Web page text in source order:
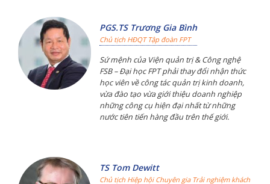
Sứ mệnh của Viện quản trị & Công nghệ
FSB – Đại học FPT phải thay đổi nhận thức
học viên về công tác quản trị kinh doanh,
vừa đào tạo vừa giới thiệu doanh nghiệp
những công cụ hiện đại nhất từ những
nước tiên tiến hàng đầu trên thế giới.
Giảng viên đại học Michigan